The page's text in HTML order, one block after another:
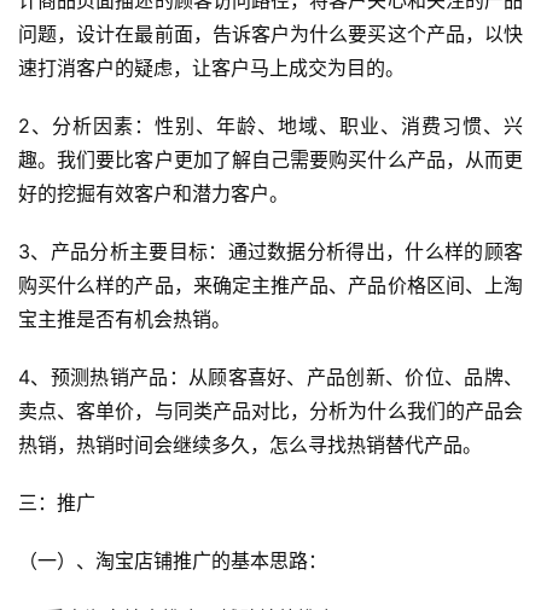
首
全
球
开
店
跨
境
百
科
问题，设计在最前面，告诉客户为什么要买这个产品，以快
速打消客户的疑虑，让客户马上成交为目的。
2、分析因素：性别、年龄、地域、职业、消费习惯、兴
趣。我们要比客户更加了解自己需要购买什么产品，从而更
好的挖掘有效客户和潜力客户。
3、产品分析主要目标：通过数据分析得出，什么样的顾客
购买什么样的产品，来确定主推产品、产品价格区间、上淘
宝主推是否有机会热销。
4、预测热销产品：从顾客喜好、产品创新、价位、品牌、
卖点、客单价，与同类产品对比，分析为什么我们的产品会
热销，热销时间会继续多久，怎么寻找热销替代产品。
三：推广
（一）、淘宝店铺推广的基本思路：